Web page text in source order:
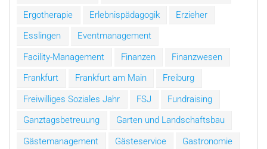
Ergotherapie
Erlebnispädagogik
Erzieher
Esslingen
Eventmanagement
Facility-Management
Finanzen
Finanzwesen
Frankfurt
Frankfurt am Main
Freiburg
Freiwilliges Soziales Jahr
FSJ
Fundraising
Ganztagsbetreuung
Garten und Landschaftsbau
Gästemanagement
Gästeservice
Gastronomie